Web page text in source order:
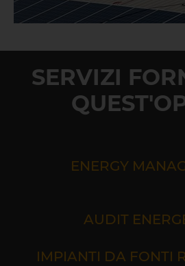
SERVIZI
ENERGY
AUDIT
IMPIANTI DA FONTI